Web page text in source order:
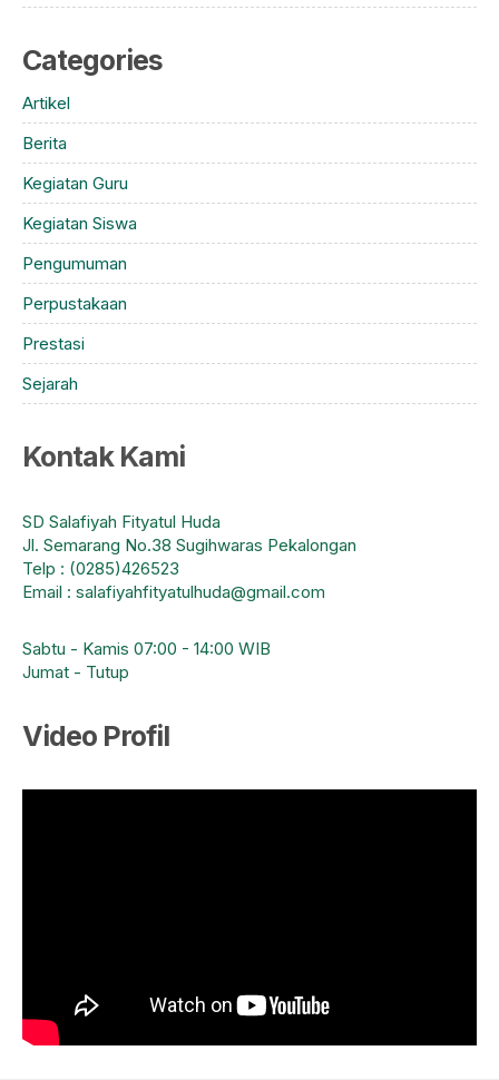
Categories
Artikel
Berita
Kegiatan Guru
Kegiatan Siswa
Pengumuman
Perpustakaan
Prestasi
Sejarah
Kontak Kami
SD Salafiyah Fityatul Huda
Jl. Semarang No.38 Sugihwaras Pekalongan
Telp : (0285)426523
Email : salafiyahfityatulhuda@gmail.com
Sabtu - Kamis 07:00 - 14:00 WIB
Jumat - Tutup
Video Profil